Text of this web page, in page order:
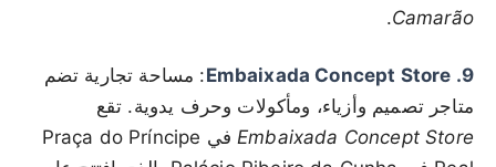
Camarão
.
9. Embaixada Concept Store
: مساحة تجارية تضم
متاجر تصميم وأزياء، ومأكولات وحرف يدوية. تقع
Embaixada Concept Store
في Praça do Príncipe